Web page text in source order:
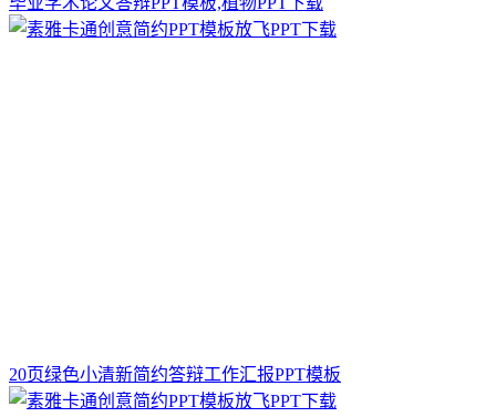
20页绿色小清新简约答辩工作汇报PPT模板